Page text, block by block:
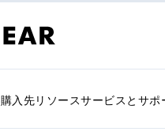
購入先リソースサービスとサポ